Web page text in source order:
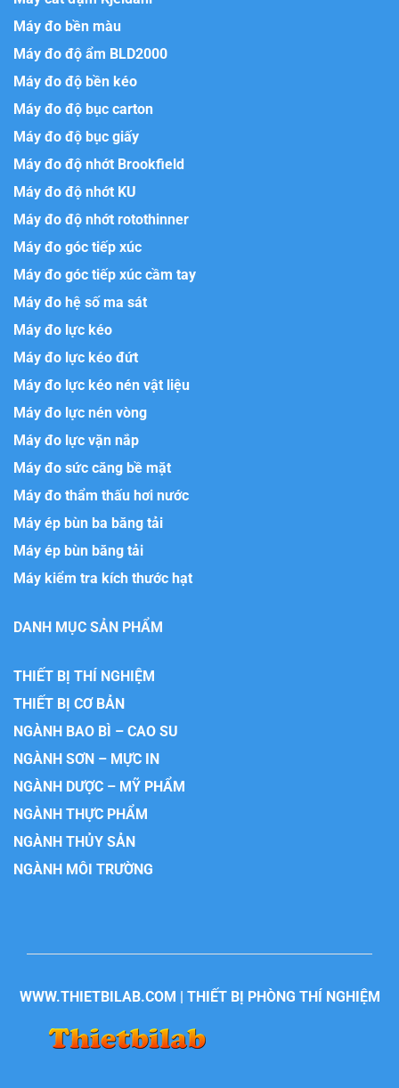
Máy đo bền màu
Máy đo độ ẩm BLD2000
Máy đo độ bền kéo
Máy đo độ bục carton
Máy đo độ bục giấy
Máy đo độ nhớt Brookfield
Máy đo độ nhớt KU
Máy đo độ nhớt rotothinner
Máy đo góc tiếp xúc
Máy đo góc tiếp xúc cầm tay
Máy đo hệ số ma sát
Máy đo lực kéo
Máy đo lực kéo đứt
Máy đo lực kéo nén vật liệu
Máy đo lực nén vòng
Máy đo lực vặn nắp
Máy đo sức căng bề mặt
Máy đo thẩm thấu hơi nước
Máy ép bùn ba băng tải
Máy ép bùn băng tải
Máy kiểm tra kích thước hạt
DANH MỤC SẢN PHẨM
THIẾT BỊ THÍ NGHIỆM
THIẾT BỊ CƠ BẢN
NGÀNH BAO BÌ – CAO SU
NGÀNH SƠN – MỰC IN
NGÀNH DƯỢC – MỸ PHẨM
NGÀNH THỰC PHẨM
NGÀNH THỦY SẢN
NGÀNH MÔI TRƯỜNG
WWW.THIETBILAB.COM | THIẾT BỊ PHÒNG THÍ NGHIỆM